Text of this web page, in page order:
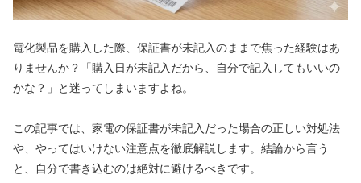
電化製品を購入した際、保証書が未記入のままで焦った経験はあ
りませんか？「購入日が未記入だから、自分で記入してもいいの
かな？」と迷ってしまいますよね。
この記事では、家電の保証書が未記入だった場合の正しい対処法
や、やってはいけない注意点を徹底解説します。結論から言う
と、自分で書き込むのは絶対に避けるべきです。